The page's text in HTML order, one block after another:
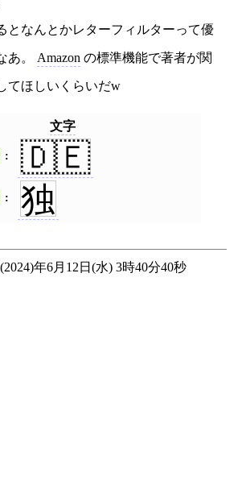
となんとかレターフィルターって優
あ。 Amazon の標準機能で著者が関
てほしいくらいだw
文字
🇩🇪
独
年6月12日(水) 3時40分40秒